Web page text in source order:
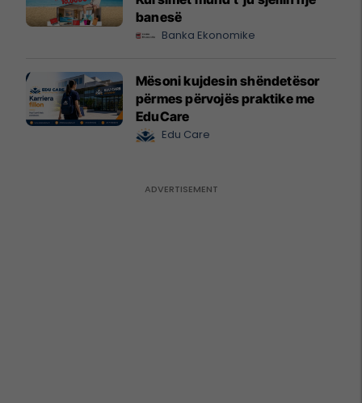
banesë
Banka Ekonomike
Mësoni kujdesin shëndetësor
përmes përvojës praktike me
EduCare
Edu Care